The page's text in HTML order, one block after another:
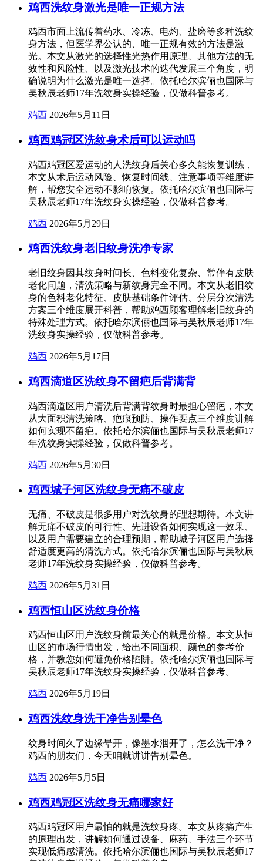
鸡西洗纹身激光是唯一正规方法
鸡西市面上流传着药水、冷冻、电灼、盐磨等多种洗纹
身方法，但医学界公认的、唯一正规有效的方法是激
光。本文从激光的选择性光热作用原理、其他方法的无
效性和风险性、以及激光技术的迭代发展三个角度，明
确说明为什么激光是唯一选择。依托哈尔滨俪也国际与
吴秋辰老师17年洗纹身实操经验，仅做科普参考。
鸡西 2026年5月11日
鸡西鸡冠区洗纹身术后可以运动吗
鸡西鸡冠区爱运动的人洗纹身后关心多久能恢复训练，
本文从术后运动风险、恢复时间线、注意事项等维度讲
解，帮您安全运动不影响恢复。依托哈尔滨俪也国际与
吴秋辰老师17年洗纹身实操经验，仅做科普参考。
鸡西 2026年5月29日
鸡西洗纹身老旧纹身洗净专家
老旧纹身因其纹身时间长、色料变化复杂、常伴有皮肤
老化问题，清洗策略与新纹身完全不同。本文从老旧纹
身的色料老化特征、皮肤基础条件评估、分层分次清洗
方案三个维度展开科普，帮助鸡西顾客理解老旧纹身的
特殊处理方式。依托哈尔滨俪也国际与吴秋辰老师17年
洗纹身实操经验，仅做科普参考。
鸡西 2026年5月17日
鸡西滴道区洗纹身不留疤后背满背
鸡西滴道区用户清洗后背满背纹身时最担心留疤，本文
从大面积清洗策略、疤痕预防、操作要点三个维度讲解
如何实现不留疤。依托哈尔滨俪也国际与吴秋辰老师17
年洗纹身实操经验，仅做科普参考。
鸡西 2026年5月30日
鸡西城子河区洗纹身无痛不破皮
无痛、不破皮是很多用户对洗纹身的理想期待。本文讲
解无痛不破皮的可行性、先进设备如何实现这一效果、
以及用户需要建立的合理预期，帮助城子河区用户选择
舒适度更高的清洗方式。依托哈尔滨俪也国际与吴秋辰
老师17年洗纹身实操经验，仅做科普参考。
鸡西 2026年5月31日
鸡西恒山区洗纹身价格
鸡西恒山区用户洗纹身前最关心的就是价格。本文从恒
山区的市场行情出发，给出不同面积、颜色的参考价
格，并教您如何避免价格陷阱。依托哈尔滨俪也国际与
吴秋辰老师17年洗纹身实操经验，仅做科普参考。
鸡西 2026年5月19日
鸡西洗纹身洗干净告别晕色
纹身时间久了边缘晕开，像墨水洇开了，怎么洗干净？
鸡西的朋友们，今天咱就讲讲告别晕色。
鸡西 2026年5月5日
鸡西鸡冠区洗纹身无痛哪家好
鸡西鸡冠区用户最怕的就是洗纹身疼。本文从疼痛产生
的原理出发，讲解如何通过设备、麻药、手法三个环节
实现低痛感清洗。依托哈尔滨俪也国际与吴秋辰老师17